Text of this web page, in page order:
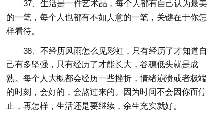
37、生活是一件艺术品，每个人都有自己认为最美
的一笔，每个人也都有不如人意的一笔，关键在于你怎
样看待。
38、不经历风雨怎么见彩虹，只有经历了才知道自
己有多坚强，只有经历了才能长大，谷穗低头就是成
熟。每个人大概都会经历一些挫折，情绪崩溃或者极端
的时刻，会好的，会熬过来的。因为时间不会因你而停
止，再怎样，生活还是要继续，余生充实就好。